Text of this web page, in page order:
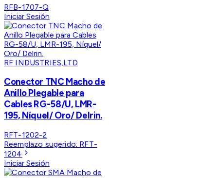
RFB-1707-Q
Iniciar Sesión
RF INDUSTRIES,LTD
Conector TNC Macho de
Anillo Plegable para
Cables RG-58/U, LMR-
195, Níquel/ Oro/ Delrin.
RFT-1202-2
Reemplazo sugerido: RFT-
1204
Iniciar Sesión